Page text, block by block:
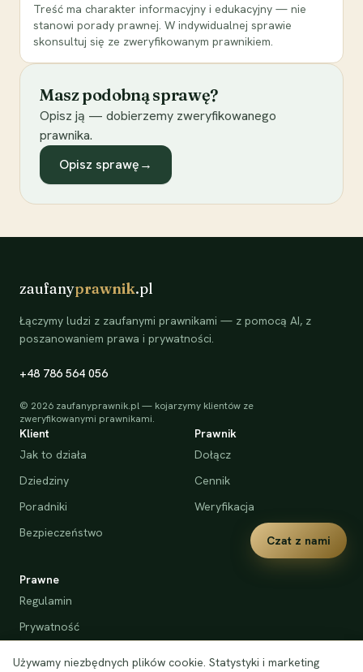
Treść ma charakter informacyjny i edukacyjny — nie
stanowi porady prawnej. W indywidualnej sprawie
skonsultuj się ze zweryfikowanym prawnikiem.
Masz podobną sprawę?
Opisz ją — dobierzemy zweryfikowanego
prawnika.
Opisz sprawę→
zaufanyprawnik.pl
Łączymy ludzi z zaufanymi prawnikami — z pomocą AI, z
poszanowaniem prawa i prywatności.
+48 786 564 056
© 2026 zaufanyprawnik.pl — kojarzymy klientów ze
zweryfikowanymi prawnikami.
Klient
Jak to działa
Dziedziny
Poradniki
Bezpieczeństwo
Prawnik
Dołącz
Cennik
Weryfikacja
Prawne
Regulamin
Prywatność
Czat z nami
Używamy niezbędnych plików cookie. Statystyki i marketing